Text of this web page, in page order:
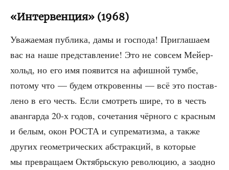
«Интервенция» (1968)
Ува­жа­е­мая пуб­ли­ка, дамы и гос­по­да! При­гла­ша­ем
вас на наше пред­став­ле­ние! Это не совсем Мей­ер­
хольд, но его имя появит­ся на афиш­ной тум­бе,
пото­му что — будем откро­вен­ны — всё это постав­
ле­но в его честь. Если смот­реть шире, то в честь
аван­гар­да 20‑х годов, соче­та­ния чёр­но­го с крас­ным
и белым, окон РОСТА и супре­ма­тиз­ма, а так­же
дру­гих гео­мет­ри­че­ских абстрак­ций, в кото­рые
мы пре­вра­ща­ем Октябрь­скую рево­лю­цию, а заод­но